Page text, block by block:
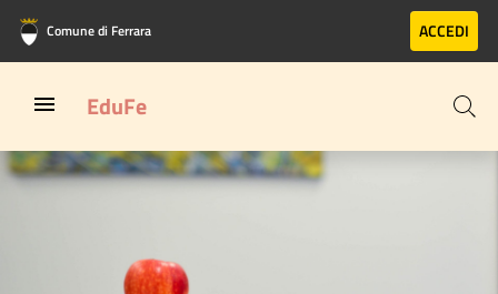
Vai al contenuto principale
Vai al footer
Comune di Ferrara ACCEDI
EduFe